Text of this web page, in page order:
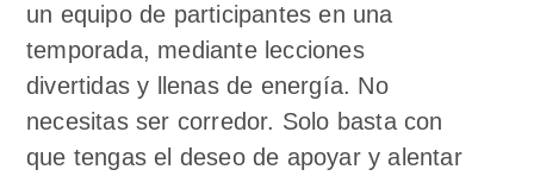
un equipo de participantes en una
temporada, mediante lecciones
divertidas y llenas de energía. No
necesitas ser corredor. Solo basta con
que tengas el deseo de apoyar y alentar